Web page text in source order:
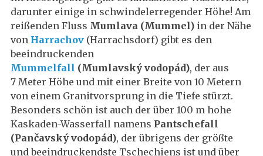
darunter einige in schwindelerregender Höhe! Am
reißenden Fluss Mumlava (Mummel) in der Nähe
von Harrachov (Harrachsdorf) gibt es den
beeindruckenden
Mummelfall (Mumlavský vodopád), der aus
7 Meter Höhe und mit einer Breite von 10 Metern
von einem Granitvorsprung in die Tiefe stürzt.
Besonders schön ist auch der über 100 m hohe
Kaskaden-Wasserfall namens Pantschefall
(Pančavský vodopád), der übrigens der größte
und beeindruckendste Tschechiens ist und über